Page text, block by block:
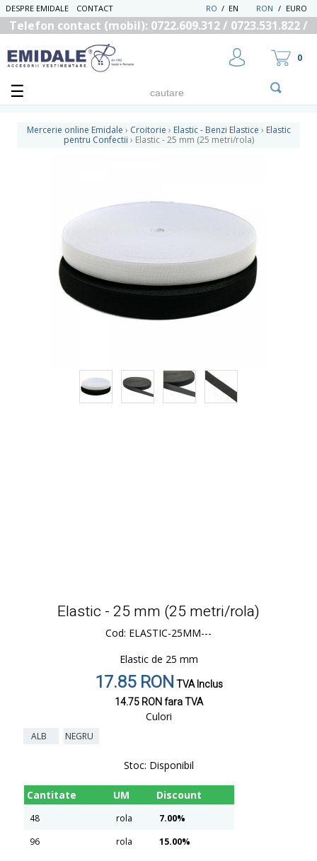
DESPRE EMIDALE CONTACT RON / EURO
EN
/
RO
Telefon contact (mobil): 0722.609.312 / 0723.531.822 /
0
Mercerie online Emidale › Croitorie › Elastic - Benzi Elastice › Elastic
pentru Confectii › Elastic - 25 mm (25 metri/rola)
Elastic - 25 mm (25 metri/rola)
Cod: ELASTIC-25MM---
Elastic de 25 mm
17.85 RONTVA Inclus
14.75 RONfara TVA
Culori
ALB NEGRU
Stoc: Disponibil
Cantitate UM Discount
48 rola
7.00%
96
rola 15.00%